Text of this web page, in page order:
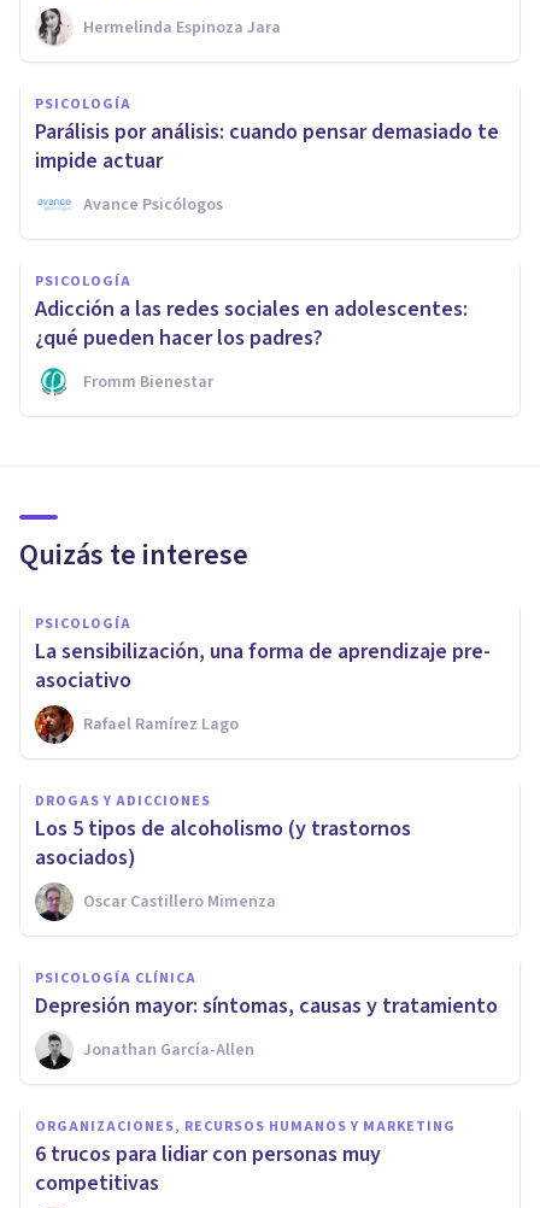
Hermelinda Espinoza Jara
PSICOLOGÍA
Parálisis por análisis: cuando pensar demasiado te
impide actuar
Avance Psicólogos
PSICOLOGÍA
Adicción a las redes sociales en adolescentes:
¿qué pueden hacer los padres?
Fromm Bienestar
Quizás te interese
PSICOLOGÍA
La sensibilización, una forma de aprendizaje pre-
asociativo
Rafael Ramírez Lago
DROGAS Y ADICCIONES
Los 5 tipos de alcoholismo (y trastornos
asociados)
Oscar Castillero Mimenza
PSICOLOGÍA CLÍNICA
Depresión mayor: síntomas, causas y tratamiento
Jonathan García-Allen
ORGANIZACIONES, RECURSOS HUMANOS Y MARKETING
​6 trucos para lidiar con personas muy
competitivas